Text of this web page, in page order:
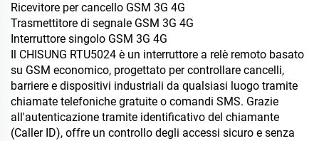
Ricevitore per cancello GSM 3G 4G
Trasmettitore di segnale GSM 3G 4G
Interruttore singolo GSM 3G 4G
Il CHISUNG RTU5024 è un interruttore a relè remoto basato
su GSM economico, progettato per controllare cancelli,
barriere e dispositivi industriali da qualsiasi luogo tramite
chiamate telefoniche gratuite o comandi SMS. Grazie
all'autenticazione tramite identificativo del chiamante
(Caller ID), offre un controllo degli accessi sicuro e senza